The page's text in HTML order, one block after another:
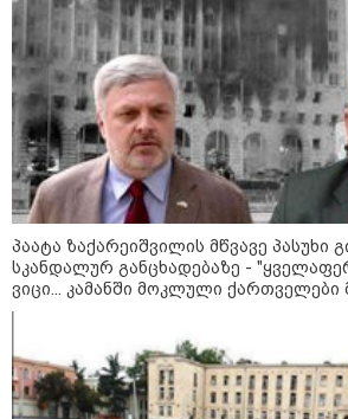
- რუსს,
ამერიკელს,
ჩამოვიდეს,
არავინ
კალაძე
კატეგორიის ყველა სიახლე
საინჟინრო
პატრონობა
რატომ გახდა
მოვლა-
პაატა ზაქარეიშვილის მწვავე პასუხი
სკანდალურ განცხადებაზე -
ვიცი... კამანში მოკლული ქართველები
ბარამიძე კი ტყუის"